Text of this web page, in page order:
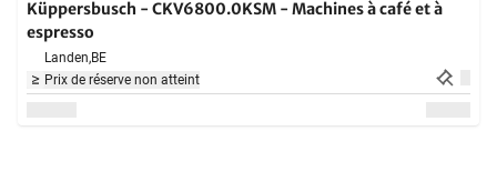
Küppersbusch - CKV6800.0KSM - Machines à café et à
espresso
Landen,BE
Prix de réserve non atteint